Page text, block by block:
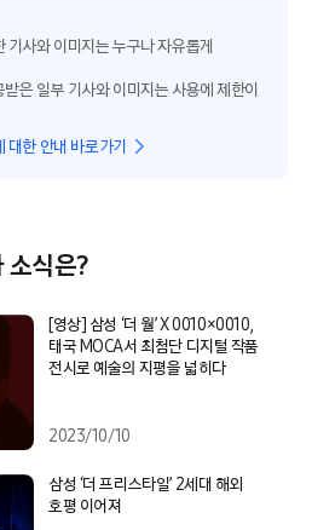
사와 이미지는 누구나 자유롭게
은 일부 기사와 이미지는 사용에 제한이
한 안내 바로가기
소식은?
[영상] 삼성 ‘더 월’ X 0010×0010,
태국 MOCA서 최첨단 디지털 작품
전시로 예술의 지평을 넓히다
2023/10/10
삼성 ‘더 프리스타일’ 2세대 해외
호평 이어져